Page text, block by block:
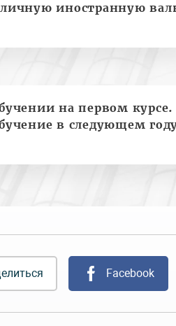
иностранную
на первом
в следующем
Facebook